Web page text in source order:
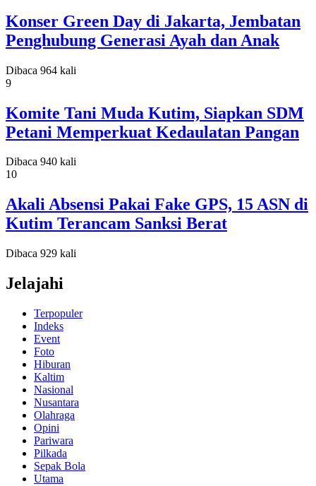
Konser Green Day di Jakarta, Jembatan
Penghubung Generasi Ayah dan Anak
Dibaca 964 kali
9
Komite Tani Muda Kutim, Siapkan SDM
Petani Memperkuat Kedaulatan Pangan
Dibaca 940 kali
10
Akali Absensi Pakai Fake GPS, 15 ASN di
Kutim Terancam Sanksi Berat
Dibaca 929 kali
Jelajahi
Terpopuler
Indeks
Event
Foto
Hiburan
Kaltim
Nasional
Nusantara
Olahraga
Opini
Pariwara
Pilkada
Sepak Bola
Utama